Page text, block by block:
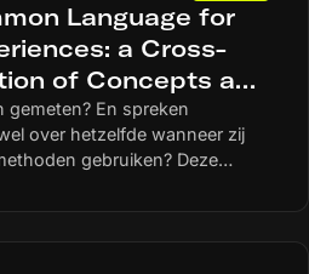
Language for
a Cross-
of Concepts and
En spreken
over hetzelfde wanneer zij
gebruiken? Deze
is dat aanleiding om,